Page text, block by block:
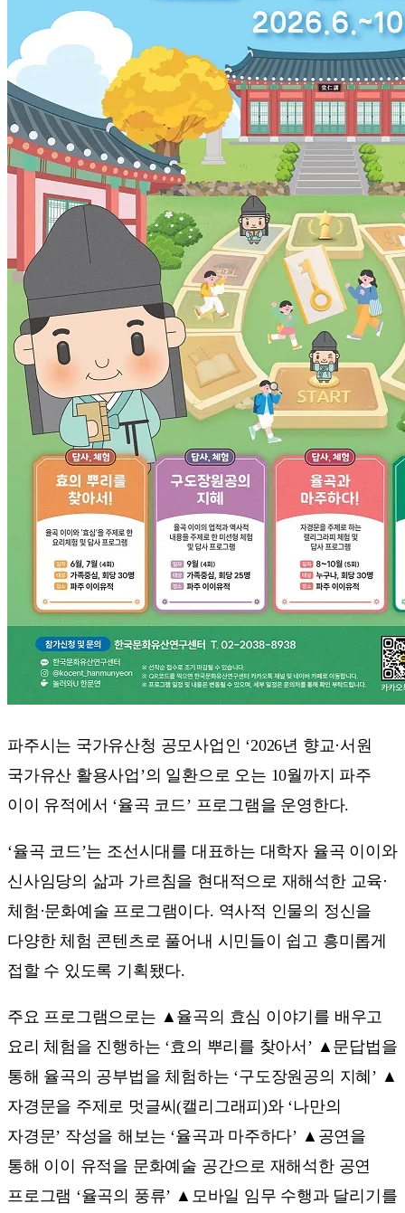
파주시는 국가유산청 공모사업인 ‘2026년 향교·서원
국가유산 활용사업’의 일환으로 오는 10월까지 파주
이이 유적에서 ‘율곡 코드’ 프로그램을 운영한다.
‘율곡 코드’는 조선시대를 대표하는 대학자 율곡 이이와
신사임당의 삶과 가르침을 현대적으로 재해석한 교육·
체험·문화예술 프로그램이다. 역사적 인물의 정신을
다양한 체험 콘텐츠로 풀어내 시민들이 쉽고 흥미롭게
접할 수 있도록 기획됐다.
주요 프로그램으로는 ▲율곡의 효심 이야기를 배우고
요리 체험을 진행하는 ‘효의 뿌리를 찾아서’ ▲문답법을
통해 율곡의 공부법을 체험하는 ‘구도장원공의 지혜’ ▲
자경문을 주제로 멋글씨(캘리그래피)와 ‘나만의
자경문’ 작성을 해보는 ‘율곡과 마주하다’ ▲공연을
통해 이이 유적을 문화예술 공간으로 재해석한 공연
프로그램 ‘율곡의 풍류’ ▲모바일 임무 수행과 달리기를